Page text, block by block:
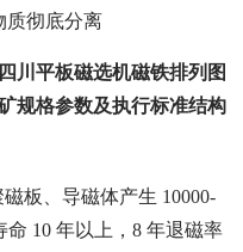
质彻底分离
川平板磁选机磁铁排列图
规格参数及执行标准结构
板、导磁体产生 10000-
命 10 年以上，8 年退磁率